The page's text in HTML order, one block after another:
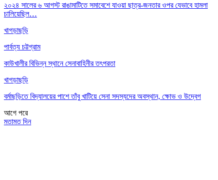
২০২৪ সালের ৬ আগস্ট রাঙামাটিতে সমাবেশে যাওয়া ছাত্র-জনতার ওপর যেভাবে হামলা
চালিয়েছিল…
খাগড়াছড়ি
পার্বত্য চট্টগ্রাম
কাউখালীর বিভিন্ন স্থানে সেনাবাহিনীর তৎপরতা
খাগড়াছড়ি
বর্মাছড়িতে বিদ্যালয়ের পাশে তাঁবু খাটিয়ে সেনা সদস্যদের অবস্থান, ক্ষোভ ও উদ্বেগ
আগে পরে
মতামত দিন